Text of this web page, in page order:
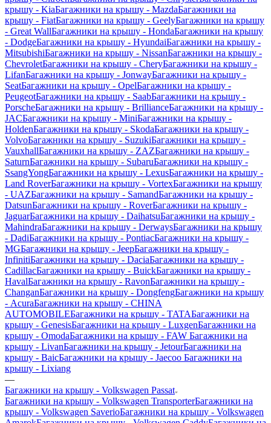
крышу - KiaБагажники на крышу - MazdaБагажники на
крышу - FiatБагажники на крышу - GeelyБагажники на крышу
- Great WallБагажники на крышу - HondaБагажники на крышу
- DodgeБагажники на крышу - HyundaiБагажники на крышу -
MitsubishiБагажники на крышу - NissanБагажники на крышу -
ChevroletБагажники на крышу - CheryБагажники на крышу -
LifanБагажники на крышу - JonwayБагажники на крышу -
SeatБагажники на крышу - OpelБагажники на крышу -
PeugeotБагажники на крышу - SaabБагажники на крышу -
PorscheБагажники на крышу - BrillianceБагажники на крышу -
JACБагажники на крышу - MiniБагажники на крышу -
HoldenБагажники на крышу - SkodaБагажники на крышу -
VolvoБагажники на крышу - SuzukiБагажники на крышу -
VauxhallБагажники на крышу - ZAZБагажники на крышу -
SaturnБагажники на крышу - SubaruБагажники на крышу -
SsangYongБагажники на крышу - LexusБагажники на крышу -
Land RoverБагажники на крышу - VortexБагажники на крышу
- UAZБагажники на крышу - SamandБагажники на крышу -
DatsunБагажники на крышу - RoverБагажники на крышу -
JaguarБагажники на крышу - DaihatsuБагажники на крышу -
MahindraБагажники на крышу - DerwaysБагажники на крышу
- DadiБагажники на крышу - PontiacБагажники на крышу -
MGБагажники на крышу - JeepБагажники на крышу -
InfinitiБагажники на крышу - DaciaБагажники на крышу -
CadillacБагажники на крышу - BuickБагажники на крышу -
HavalБагажники на крышу - RavonБагажники на крышу -
ChanganБагажники на крышу - DongfengБагажники на крышу
- AcuraБагажники на крышу - CHINA
AUTOMOBILEБагажники на крышу - TATAБагажники на
крышу - GenesisБагажники на крышу - LuxgenБагажники на
крышу - OmodaБагажники на крышу - FAW Багажники на
крышу - LivanБагажники на крышу - JetourБагажники на
крышу - BaicБагажники на крышу - Jaecoo Багажники на
крышу - Lixiang
—
Багажники на крышу - Volkswagen Passat
Багажники на крышу - Volkswagen TransporterБагажники на
крышу - Volkswagen SaverioБагажники на крышу - Volkswagen